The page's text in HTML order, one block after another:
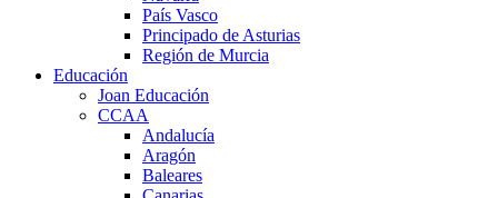
País Vasco
Principado de Asturias
Región de Murcia
Educación
Joan Educación
CCAA
Andalucía
Aragón
Baleares